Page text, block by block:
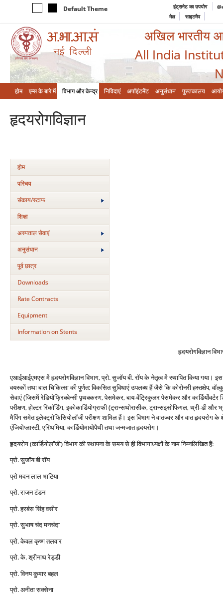
Default Theme इंट्रानेट का उपयोग
मेल
साइटमैप
अखिल भारतीय
All India
होम एम्‍स के बारे में विभाग और केन्‍द्र निविदाएं अपॉइंटमेंट अनुसंधान पुस्तकालय
हृदयरोगविज्ञान
होम
परिचय
संकाय/स्‍टाफ
शिक्षा
अस्‍पताल सेवाएं
अनुसंधान
पूर्व छात्र
Downloads
Rate Contracts
Equipment
Information on Stents
हृदयरोगविज्ञान
एआईआईएमएस में हृदयरोगविज्ञान विभाग, प्रो. सुजॉय बी. रॉय के नेतृत्व में स्थापित किया गया।
वयस्कों तथा बाल चिकित्सा की पूर्णत: विकसित सुविधाएं उपलब्ध हैं जैसे कि कोरोनरी हस्तक्षेप,
सेवाएं (जिसमें रेडियोफ्रिक्वेन्सी पृथक्करण, पेसमेकर, बाय-वेंट्रिकुलर पेसमेकर और
परीक्षण, होल्टर रिकॉर्डिंग, इकोकार्डियोग्राफी (ट्रान्सथोरासीक, ट्रान्सइसोफिगल, थ्री-डी
मैपिंग समेत इलेक्ट्रोफिसियोलॉजी परीक्षण शामिल हैं। इस विभाग ने वातज्वर और वात हृदयरोग
एंजियोप्लास्टी, एरिथमिया, कार्डियोमायोपैथी तथा जन्मजात हृदयरोग।
हृदयरोग (कार्डियोलॉजी) विभाग की स्थापना के समय से ही विभागाध्यक्षों के नाम निम्नलिखित हैं:
प्रो. सुजॉय बी रॉय
प्रो मदन लाल भाटिया
प्रो. राजन टंडन
प्रो. हरबंस सिंह वसीर
प्रो. सुभाष चंद मनचंदा
प्रो. केवल कृष्ण तलवार
प्रो. के. श्रीनाथ रेड्डी
प्रो. विनय कुमार बहल
प्रो. अनीता सक्सेना